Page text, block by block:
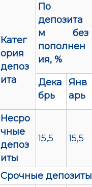
Катег
ория
депоз
ита
По
депозита
м без
пополнен
ия, %
Дека
брь
Янв
арь
Несро
чные
депоз
иты
15,5 15,5
Срочные депозиты